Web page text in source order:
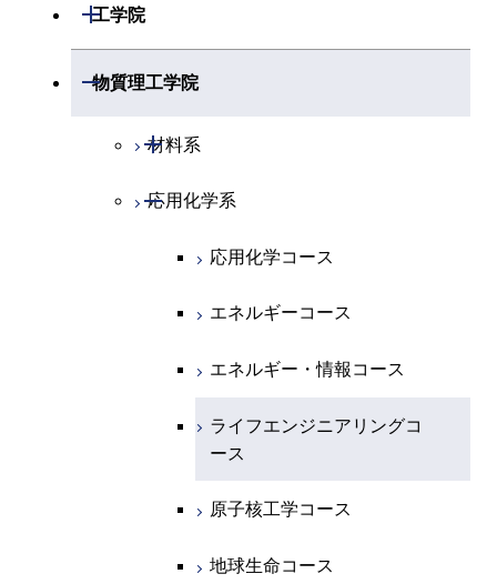
工学院
開閉
機械系
開閉
エネルギーコース
エネルギー・情報コース
エンジニアリングデザイン
システム制御系
システム制御コース
エンジニアリングデザイン
電気電子系
電気電子コース
エネルギーコース
エネルギー・情報コース
ライフエンジニアリングコ
原子核工学コース
人間医療科学技術コース
情報通信系
情報通信コース
エンジニアリングデザイン
経営工学系
経営工学コース
エンジニアリングデザイン
超スマート社会卓越コース
物質理工学院
開閉
材料系
開閉
材料コース
エネルギーコース
エネルギー・情報コース
ライフエンジニアリングコ
原子核工学コース
人間医療科学技術コース
物質・情報卓越コース
応用化学系
開閉
応用化学コース
エネルギーコース
エネルギー・情報コース
ライフエンジニアリングコ
ース
原子核工学コース
地球生命コース